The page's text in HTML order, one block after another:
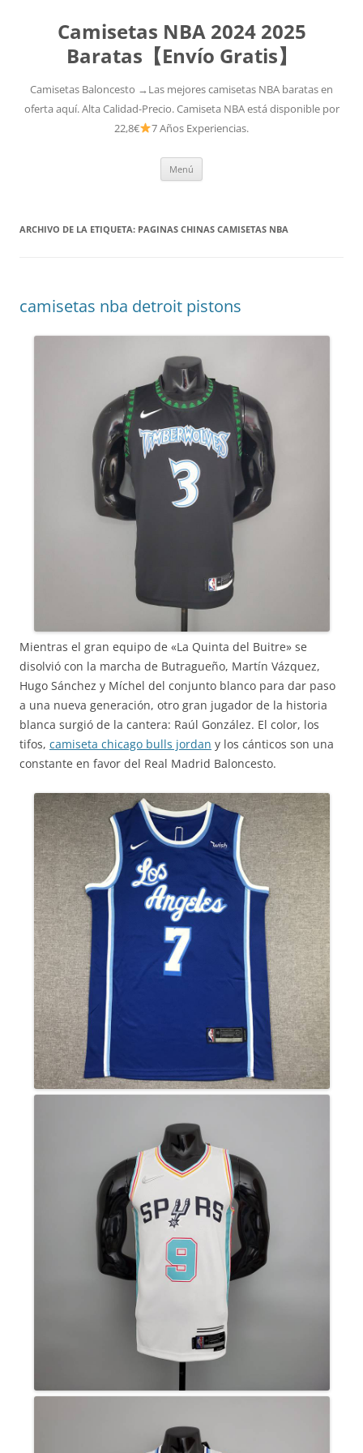
Camisetas NBA 2024 2025
Baratas【Envío Gratis】
Camisetas Baloncesto →Las mejores camisetas NBA baratas en
oferta aquí. Alta Calidad-Precio. Camiseta NBA está disponible por
22,8€
7 Años Experiencias.
Menú
ARCHIVO DE LA ETIQUETA: PAGINAS CHINAS CAMISETAS NBA
camisetas nba detroit pistons
Mientras el gran equipo de «La Quinta del Buitre» se
disolvió con la marcha de Butragueño, Martín Vázquez,
Hugo Sánchez y Míchel del conjunto blanco para dar paso
a una nueva generación, otro gran jugador de la historia
blanca surgió de la cantera: Raúl González. El color, los
tifos, camiseta chicago bulls jordan y los cánticos son una
constante en favor del Real Madrid Baloncesto.